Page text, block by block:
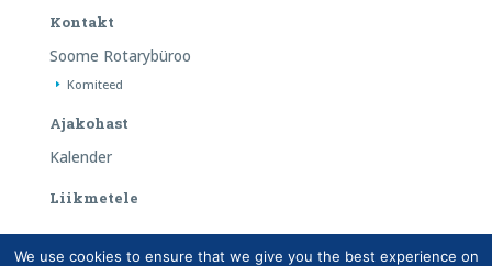
Kontakt
Soome Rotarybüroo
Komiteed
Ajakohast
Kalender
Liikmetele
Copyright © Suomen Rotarypalvelu ry 2026 |Liikmete
We use cookies to ensure that we give you the best experience on